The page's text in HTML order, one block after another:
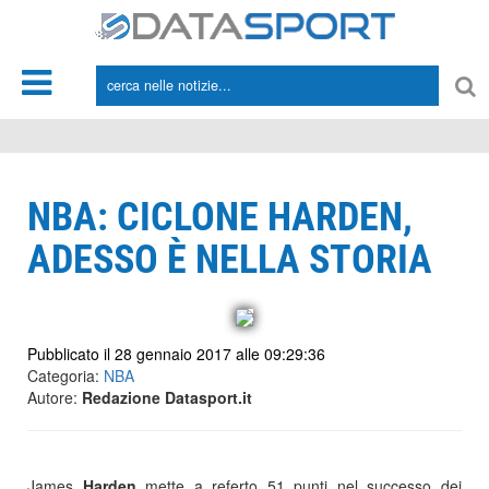
NBA: CICLONE HARDEN,
ADESSO È NELLA STORIA
Pubblicato il 28 gennaio 2017 alle 09:29:36
Categoria: NBA
Autore: Redazione Datasport.it